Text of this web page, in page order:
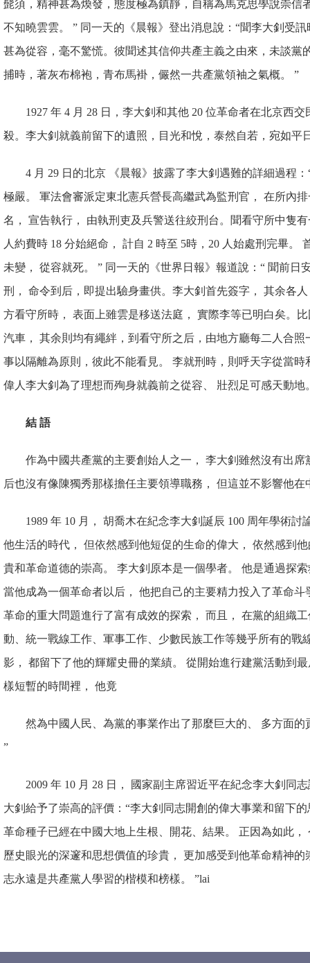
髭須，精神甚為煥發，態度極為鎮靜，自稱為馬克思學說崇信
不知曉雲雲。 ” 同一天的《晨報》登出消息說：“聞李大釗受
甚為從容，毫不驚慌。彼聞述其信仰共產主義之由來，未談黨
捕時，著灰布棉袍，青布馬褂，儼然一共產黨領袖之氣概。 ”
1927 年 4 月 28 日，李大釗 和其他 20 位革命者在北京西
殺。李大釗就義前留下的遺照， 目光和悅，泰然自若，宛如平
4 月 29 日的北京 《晨報》披露了李大釗遇難的詳細過程
極嚴。 軍法會審派定東北憲兵營長高繼武為監刑官， 在所內
名， 宣告執行， 由執刑吏及兵警送往絞刑台。聞看守所中隻
人約費時 18 分始絕命， 計自 2 時至 5時，20 人始處刑完畢。
未變， 從容就死。 ” 同一天的《世界日報》報道說：“ 聞前日
刑， 命令到后，即提出驗身畫供。李大釗首先簽字， 其余各
方看守所時， 表面上雖雲是移送法庭， 實際李等已明白矣。
汽車， 其余則均有繩絆，到看守所之后，由地方廳每二人合
事以隔離為原則，彼此不能看見。 李就刑時，則呼天字從當時
偉人李大釗為了理想而殉身就義前之從容、 壯烈足可感天動地
結 語
作為中國共產黨的主要創始人之一， 李大釗雖然沒有出
后也沒有像陳獨秀那樣擔任主要領導職務， 但這並不影響他
1989 年 10 月， 胡喬木在紀念李大釗誕辰 100 周年學術討
他生活的時代， 但依然感到他短促的生命的偉大， 依然感到
貴和革命道德的崇高。 李大釗原本是一個學者。 他是通過探
當他成為一個革命者以后， 他把自己的主要精力投入了革命
革命的重大問題進行了富有成效的探索， 而且， 在黨的組織
動、統一戰線工作、軍事工作、少數民族工作等幾乎所有的戰
影， 都留下了他的輝耀史冊的業績。 從開始進行建黨活動到
樣短暫的時間裡， 他竟
然為中國人民、為黨的事業作出了那麼巨大的、 多方面
”
2009 年 10 月 28 日， 國家副主席習近平在紀念李大釗同
大釗給予了崇高的評價：“李大釗 同志開創的偉大事業和留下
革命種子已經在中國大地上生根、開花、結果。 正因為如此
歷史眼光的深邃和思想價值的珍貴， 更加感受到他革命精神
志永遠是共產黨人學習的楷模和榜樣。 ”lai